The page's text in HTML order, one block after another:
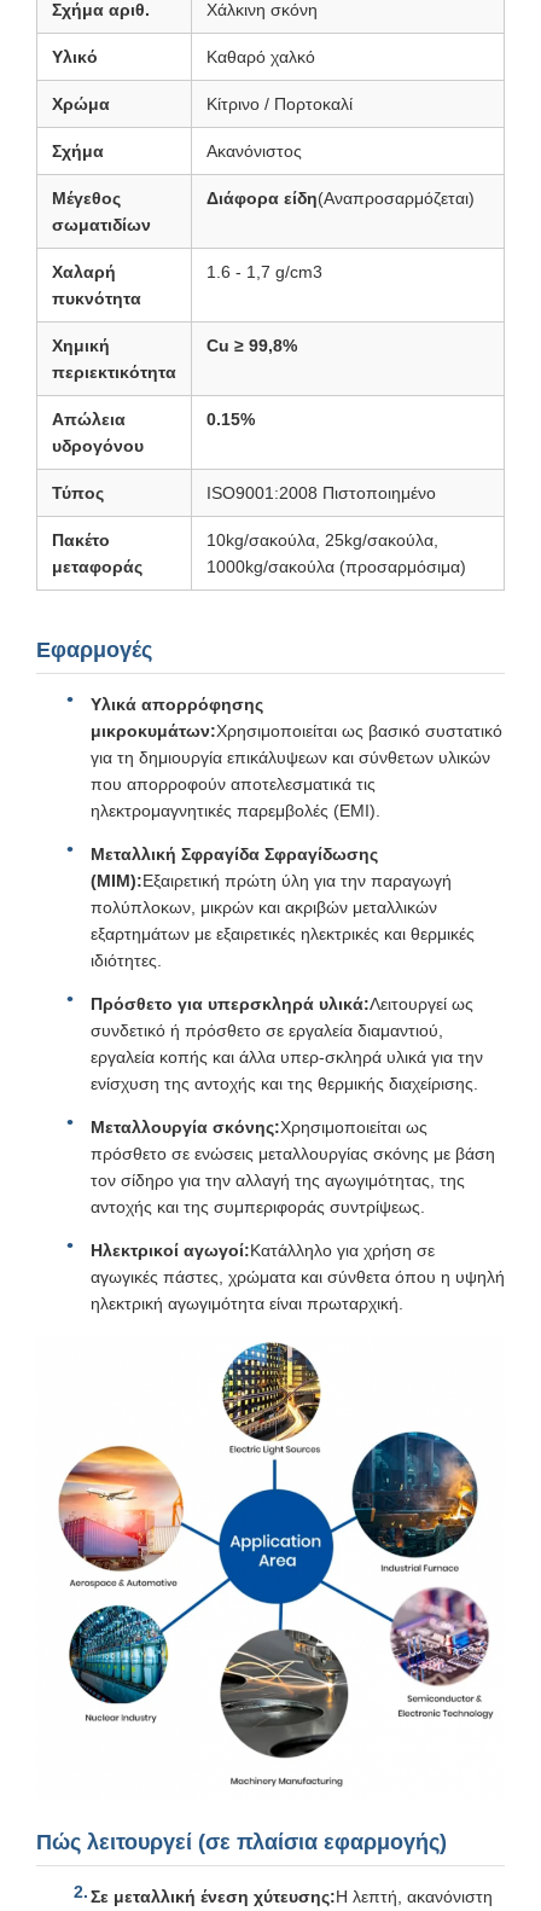
Σχήμα αριθ. Χάλκινη σκόνη
Υλικό Καθαρό χαλκό
Χρώμα Κίτρινο / Πορτοκαλί
Σχήμα Ακανόνιστος
Μέγεθος
σωματιδίων
Διάφορα είδη(Αναπροσαρμόζεται)
Χαλαρή
πυκνότητα
1.6 - 1,7 g/cm3
Χημική
περιεκτικότητα
Cu ≥ 99,8%
Απώλεια
υδρογόνου
0.15%
Τύπος ISO9001:2008 Πιστοποιημένο
Πακέτο
μεταφοράς
10kg/σακούλα, 25kg/σακούλα,
1000kg/σακούλα (προσαρμόσιμα)
Εφαρμογές
Υλικά απορρόφησης
μικροκυμάτων:Χρησιμοποιείται ως βασικό συστατικό
για τη δημιουργία επικάλυψεων και σύνθετων υλικών
που απορροφούν αποτελεσματικά τις
ηλεκτρομαγνητικές παρεμβολές (EMI).
Μεταλλική Σφραγίδα Σφραγίδωσης
(MIM):Εξαιρετική πρώτη ύλη για την παραγωγή
πολύπλοκων, μικρών και ακριβών μεταλλικών
εξαρτημάτων με εξαιρετικές ηλεκτρικές και θερμικές
ιδιότητες.
Πρόσθετο για υπερσκληρά υλικά:Λειτουργεί ως
συνδετικό ή πρόσθετο σε εργαλεία διαμαντιού,
εργαλεία κοπής και άλλα υπερ-σκληρά υλικά για την
ενίσχυση της αντοχής και της θερμικής διαχείρισης.
Μεταλλουργία σκόνης:Χρησιμοποιείται ως
πρόσθετο σε ενώσεις μεταλλουργίας σκόνης με βάση
τον σίδηρο για την αλλαγή της αγωγιμότητας, της
αντοχής και της συμπεριφοράς συντρίψεως.
Ηλεκτρικοί αγωγοί:Κατάλληλο για χρήση σε
αγωγικές πάστες, χρώματα και σύνθετα όπου η υψηλή
ηλεκτρική αγωγιμότητα είναι πρωταρχική.
Πώς λειτουργεί (σε πλαίσια εφαρμογής)
Σε μεταλλική ένεση χύτευσης:Η λεπτή, ακανόνιστη